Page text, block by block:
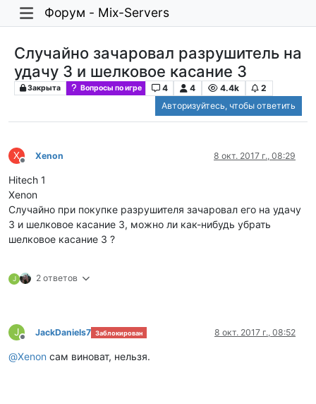
Форум - Mix-Servers
Случайно зачаровал разрушитель на
удачу 3 и шелковое касание 3
Закрыта Вопросы по игре 4 4 4.4k
2
Авторизуйтесь, чтобы ответить
X
Не в сети
Xenon 8 окт. 2017 г., 08:29
Hitech 1
Xenon
Случайно при покупке разрушителя зачаровал его на удачу
3 и шелковое касание 3, можно ли как-нибудь убрать
шелковое касание 3 ?
J 2 ответов
J
Не в сети
JackDaniels7 Заблокирован 8 окт. 2017 г., 08:52
@Xenon сам виноват, нельзя.